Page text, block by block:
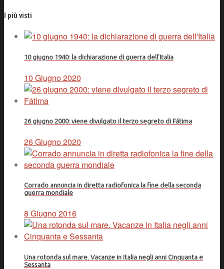
I più visti
10 giugno 1940: la dichiarazione di guerra dell'Italia
10 Giugno 2020
26 giugno 2000: viene divulgato il terzo segreto di Fátima
26 Giugno 2020
Corrado annuncia in diretta radiofonica la fine della seconda
guerra mondiale
8 Giugno 2016
Una rotonda sul mare. Vacanze in Italia negli anni Cinquanta e
Sessanta